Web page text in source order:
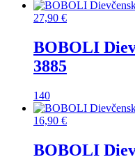
27,90 €
BOBOLI
3885
140
16,90 €
BOBOLI